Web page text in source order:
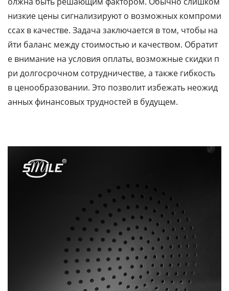
низкие цены сигнализируют о возможных компроми
ссах в качестве. Задача заключается в том, чтобы на
йти баланс между стоимостью и качеством. Обратит
е внимание на условия оплаты, возможные скидки п
ри долгосрочном сотрудничестве, а также гибкость
в ценообразовании. Это позволит избежать неожид
анных финансовых трудностей в будущем.